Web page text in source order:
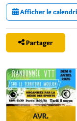
Afficher le
Partager
AVR.